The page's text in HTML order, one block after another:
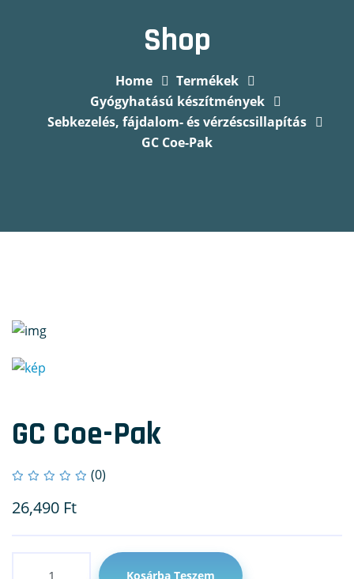
Shop
Home
Termékek
Gyógyhatású készítmények
Sebkezelés, fájdalom- és vérzéscsillapítás
GC Coe-Pak
GC Coe-Pak
(0)
26,490 Ft
Kosárba Teszem